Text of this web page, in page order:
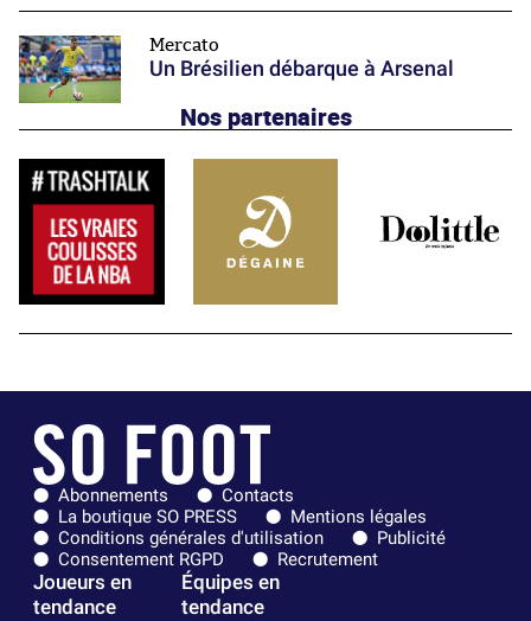
Mercato
Un Brésilien débarque à Arsenal
Nos partenaires
Abonnements
Contacts
La boutique SO PRESS
Mentions légales
Conditions générales d'utilisation
Publicité
Consentement RGPD
Recrutement
Joueurs en
tendance
Équipes en
tendance